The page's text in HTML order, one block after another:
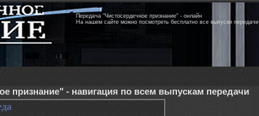
Передача "Чистосердечное признание" - онлайн
На нашем сайте можно посмотреть бесплатно все выпуски передачи
признание" - навигация по всем выпускам передачи